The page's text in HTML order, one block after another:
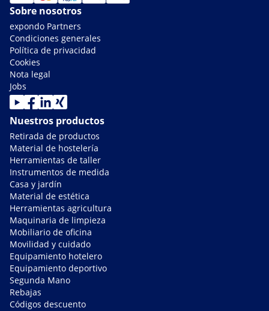
Sobre nosotros
expondo Partners
Condiciones generales
Política de privacidad
Cookies
Nota legal
Jobs
Nuestros productos
Retirada de productos
Material de hostelería
Herramientas de taller
Instrumentos de medida
Casa y jardín
Material de estética
Herramientas agricultura
Maquinaria de limpieza
Mobiliario de oficina
Movilidad y cuidado
Equipamiento hotelero
Equipamiento deportivo
Segunda Mano
Rebajas
Códigos descuento